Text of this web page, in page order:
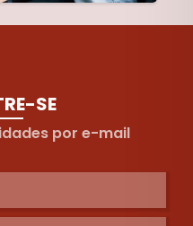
SE
por e-mail